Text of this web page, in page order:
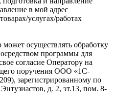
в мой адрес
услугах/работах
осуществлять обработку
программы для
согласие Оператору на
поручения ООО «1С-
зарегистрированному по
д. 2, эт.13, пом. 8-